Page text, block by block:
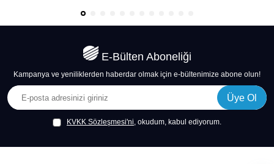
E-Bülten Aboneliği
Kampanya ve yeniliklerden haberdar olmak için e-bültenimize abone olun!
Üye Ol
KVKK Sözleşmesi'ni, okudum, kabul ediyorum.